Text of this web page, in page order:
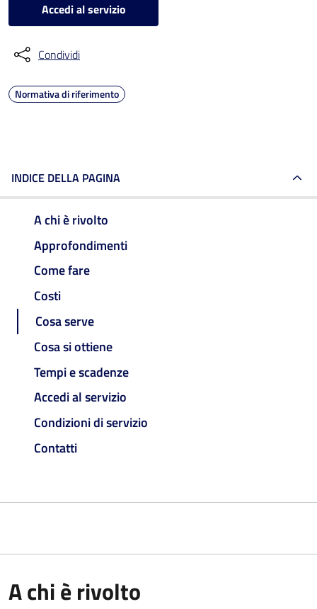
Accedi al servizio
Condividi
Normativa di riferimento
INDICE DELLA PAGINA
A chi è rivolto
Approfondimenti
Come fare
Costi
Cosa serve
Cosa si ottiene
Tempi e scadenze
Accedi al servizio
Condizioni di servizio
Contatti
A chi è rivolto